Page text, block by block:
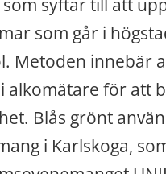
syftar till att
som går i
Metoden innebär
alkomätare för att
Blås grönt
i Karlskoga,